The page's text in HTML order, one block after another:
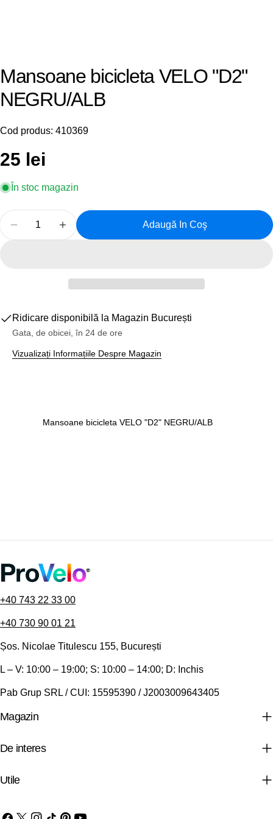
Mansoane bicicleta VELO "D2"
NEGRU/ALB
Cod produs: 410369
Preț
obișnuit
25 lei
În stoc magazin
Reduceți Cantitatea Pentru Mansoane Bicicleta
Creșteți Cantitatea Pentru Mansoane
Adaugă In Coş
Ridicare disponibilă la Magazin București
Gata, de obicei, în 24 de ore
Vizualizați Informațiile Despre Magazin
Mansoane bicicleta VELO "D2" NEGRU/ALB
+40 743 22 33 00
+40 730 90 01 21
Șos. Nicolae Titulescu 155, București
L – V: 10:00 – 19:00; S: 10:00 – 14:00; D: Inchis
Pab Grup SRL / CUI: 15595390 / J2003009643405
Magazin
De interes
Utile